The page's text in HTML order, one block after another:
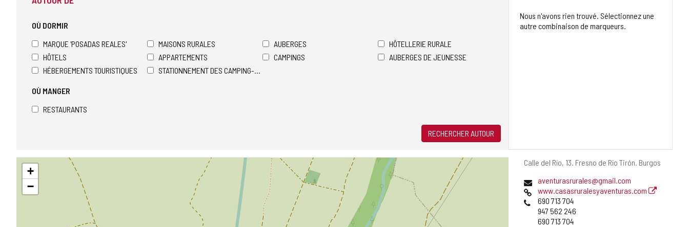
Adresse
Calle del Río, 13. Fresno de Río Tirón. Burgos
Adresse
de
courrier
électronique
aventurasrurales@gmail.com
Page
Web
www.casasruralesyaventuras.com
Téléphones
690 713 704
947 562 246
690 713 704
OÙ DORMIR
MARQUE 'POSADAS REALES'
MAISONS RURALES AUBERGES
HÔTELLERIE RURALE
HÔTELS
APPARTEMENTS CAMPINGS
AUBERGES DE JEUNESSE
HÉBERGEMENTS TOURISTIQUES
STATIONNEMENT DES CAMPING-CARS
OÙ MANGER
RESTAURANTS
RECHERCHER AUTOUR
Nous n'avons rien trouvé. Sélectionnez une
autre combinaison de marqueurs.
Sauter
+
−